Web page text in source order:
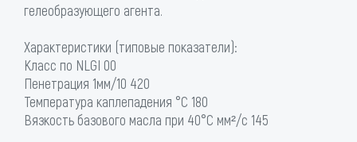
гелеобразующего агента.
Характеристики (типовые показатели):
Класс по NLGI 00
Пенетрация 1мм/10 420
Температура каплепадения °C 180
Вязкость базового масла при 40°С мм²/с 145